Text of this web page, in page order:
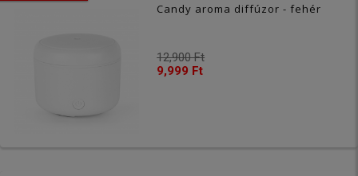
Candy aroma diffúzor - fehér
12,900 Ft
9,999 Ft